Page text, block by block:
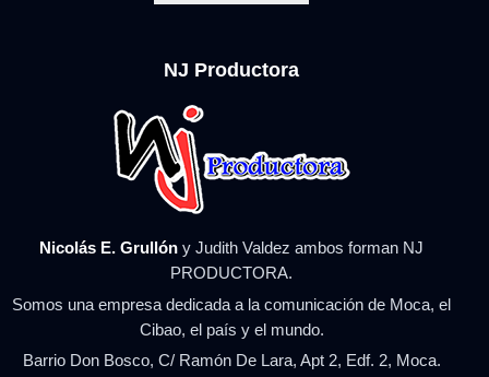
NJ Productora
Nicolás E. Grullón y Judith Valdez ambos forman NJ
PRODUCTORA.
Somos una empresa dedicada a la comunicación de Moca, el
Cibao, el país y el mundo.
Barrio Don Bosco, C/ Ramón De Lara, Apt 2, Edf. 2, Moca.